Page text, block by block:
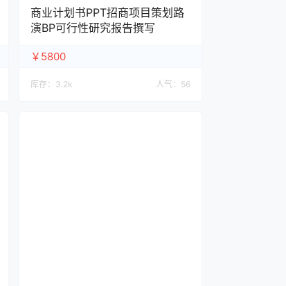
商业计划书PPT招商项目策划路
演BP可行性研究报告撰写
￥5800
库存： 3.2k 人气： 56